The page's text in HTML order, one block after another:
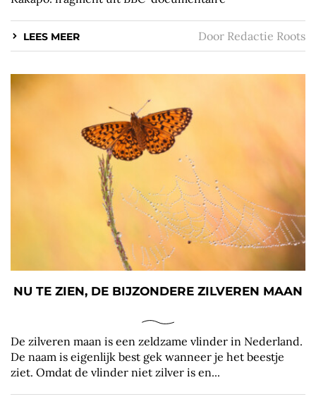
LEES MEER Door Redactie Roots
NU TE ZIEN, DE BIJZONDERE ZILVEREN MAAN
De zilveren maan is een zeldzame vlinder in Nederland.
De naam is eigenlijk best gek wanneer je het beestje
ziet. Omdat de vlinder niet zilver is en...